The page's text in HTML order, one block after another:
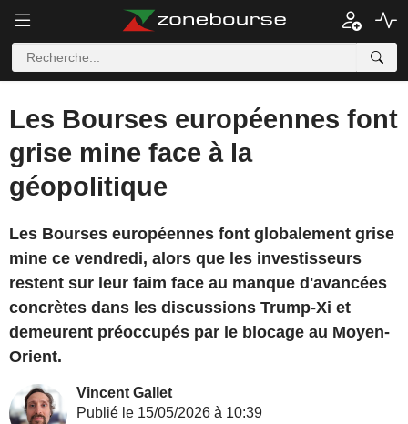
Les Bourses européennes font
grise mine face à la
géopolitique
Les Bourses européennes font globalement grise
mine ce vendredi, alors que les investisseurs
restent sur leur faim face au manque d'avancées
concrètes dans les discussions Trump-Xi et
demeurent préoccupés par le blocage au Moyen-
Orient.
Vincent Gallet
Publié le 15/05/2026 à 10:39